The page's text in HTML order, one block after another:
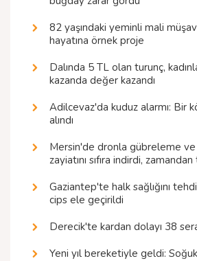
82 yaşındaki yeminli mali
hayatına örnek proje
Dalında 5 TL olan turunç,
kazanda değer kazandı
Adilcevaz'da kuduz alarmı: Bir
alındı
Mersin'de dronla gübreleme
zayiatını sıfıra indirdi,
Gaziantep'te halk sağlığını
cips ele geçirildi
Derecik'te kardan dolayı 38
Yeni yıl bereketiyle geldi: